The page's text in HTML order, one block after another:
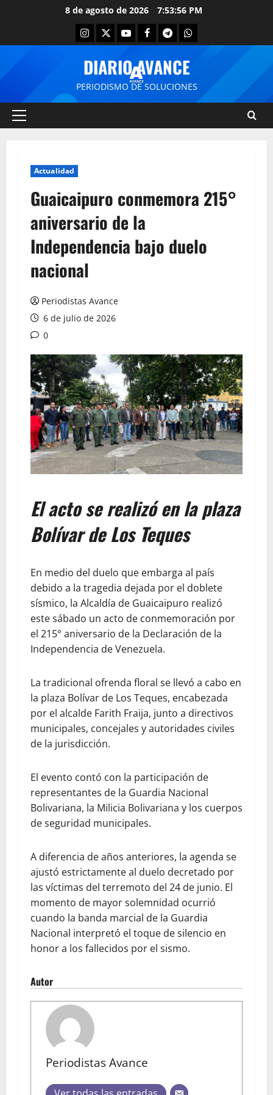
8 de agosto de 2026 7:53:56 PM
DIARIO AVANCE
PERIODISMO DE SOLUCIONES
Actualidad
Guaicaipuro conmemora 215°
aniversario de la
Independencia bajo duelo
nacional
Periodistas Avance
6 de julio de 2026
0
El acto se realizó en la plaza
Bolívar de Los Teques
En medio del duelo que embarga al país
debido a la tragedia dejada por el doblete
sísmico, la Alcaldía de Guaicaipuro realizó
este sábado un acto de conmemoración por
el 215° aniversario de la Declaración de la
Independencia de Venezuela.
La tradicional ofrenda floral se llevó a cabo en
la plaza Bolívar de Los Teques, encabezada
por el alcalde Farith Fraija, junto a directivos
municipales, concejales y autoridades civiles
de la jurisdicción.
El evento contó con la participación de
representantes de la Guardia Nacional
Bolivariana, la Milicia Bolivariana y los cuerpos
de seguridad municipales.
A diferencia de años anteriores, la agenda se
ajustó estrictamente al duelo decretado por
las víctimas del terremoto del 24 de junio. El
momento de mayor solemnidad ocurrió
cuando la banda marcial de la Guardia
Nacional interpretó el toque de silencio en
honor a los fallecidos por el sismo.
Autor
Periodistas Avance